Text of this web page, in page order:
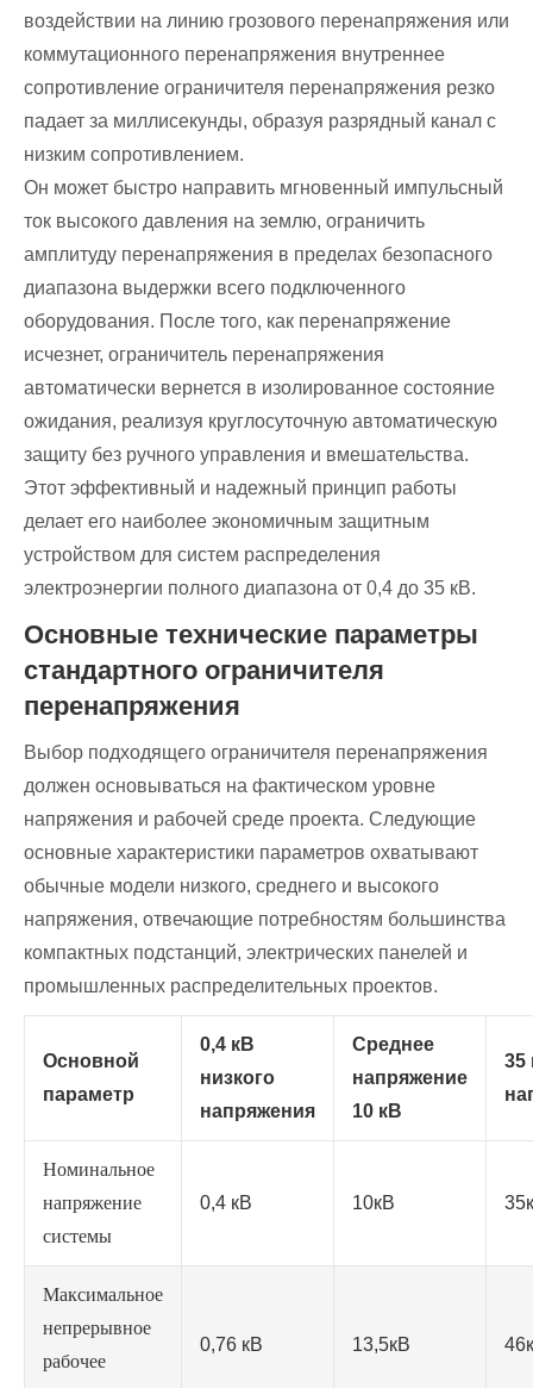
воздействии на линию грозового перенапряжения или
коммутационного перенапряжения внутреннее
сопротивление ограничителя перенапряжения резко
падает за миллисекунды, образуя разрядный канал с
низким сопротивлением.
Он может быстро направить мгновенный импульсный
ток высокого давления на землю, ограничить
амплитуду перенапряжения в пределах безопасного
диапазона выдержки всего подключенного
оборудования. После того, как перенапряжение
исчезнет, ​​ограничитель перенапряжения
автоматически вернется в изолированное состояние
ожидания, реализуя круглосуточную автоматическую
защиту без ручного управления и вмешательства.
Этот эффективный и надежный принцип работы
делает его наиболее экономичным защитным
устройством для систем распределения
электроэнергии полного диапазона от 0,4 до 35 кВ.
Основные технические параметры
стандартного ограничителя
перенапряжения
Выбор подходящего ограничителя перенапряжения
должен основываться на фактическом уровне
напряжения и рабочей среде проекта. Следующие
основные характеристики параметров охватывают
обычные модели низкого, среднего и высокого
напряжения, отвечающие потребностям большинства
компактных подстанций, электрических панелей и
промышленных распределительных проектов.
Основной
параметр
0,4 кВ
низкого
напряжения
Среднее
напряжение
10 кВ
35
Номинальное
напряжение
системы
0,4 кВ 10кВ
Максимальное
непрерывное
рабочее
0,76 кВ 13,5кВ